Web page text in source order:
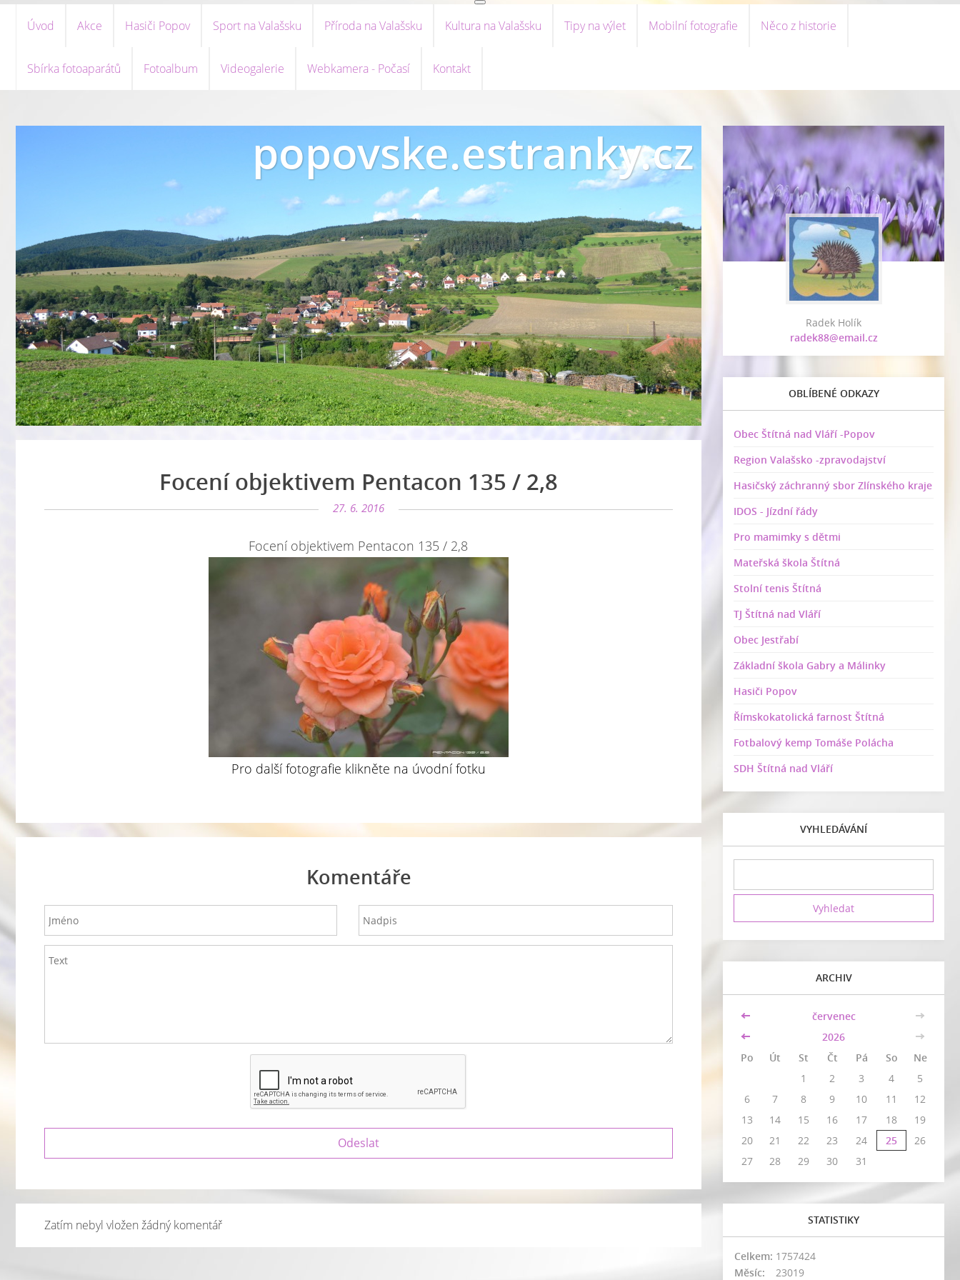
Úvod Akce Hasiči Popov Sport na Valašsku Příroda na Valašsku Kultura na Valašsku Tipy na výlet Mobilní fotografie Něco z historie
Sbírka fotoaparátů Fotoalbum Videogalerie Webkamera - Počasí Kontakt
popovske.estranky.cz
Focení objektivem Pentacon 135 / 2,8
27. 6. 2016
Focení objektivem Pentacon 135 / 2,8
Pro další fotografie klikněte na úvodní fotku
Komentáře
Zatím nebyl vložen žádný komentář
Radek Holík
radek88@email.cz
OBLÍBENÉ ODKAZY
Obec Štítná nad Vláří -Popov
Region Valašsko -zpravodajství
Hasičský záchranný sbor Zlínského kraje
IDOS - Jízdní řády
Pro mamimky s dětmi
Mateřská škola Štítná
Stolní tenis Štítná
TJ Štítná nad Vláří
Obec Jestřabí
Základní škola Gabry a Málinky
Hasiči Popov
Římskokatolická farnost Štítná
Fotbalový kemp Tomáše Polácha
SDH Štítná nad Vláří
VYHLEDÁVÁNÍ
ARCHIV
<< červenec
>>
<<
2026
>>
Po
Út St Čt Pá So
Ne
1
2 3 4
5
6
7 8 9 10 11
12
13
14 15 16 17 18
19
20
21 22 23 24 25
26
27
28 29 30 31
STATISTIKY
Celkem: 1757424
Měsíc:
23019